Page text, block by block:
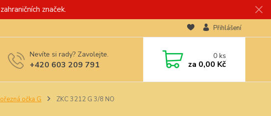
značek.
Přihlášení
Nevíte si rady? Zavolejte.
+420 603 209 791
0ks
za 0,00 Kč
očka G ZKC 3212 G 3/8 NO